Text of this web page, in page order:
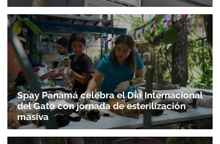
Spay Panamá celebra el Día Internacional
del Gato con jornada de esterilización
masiva